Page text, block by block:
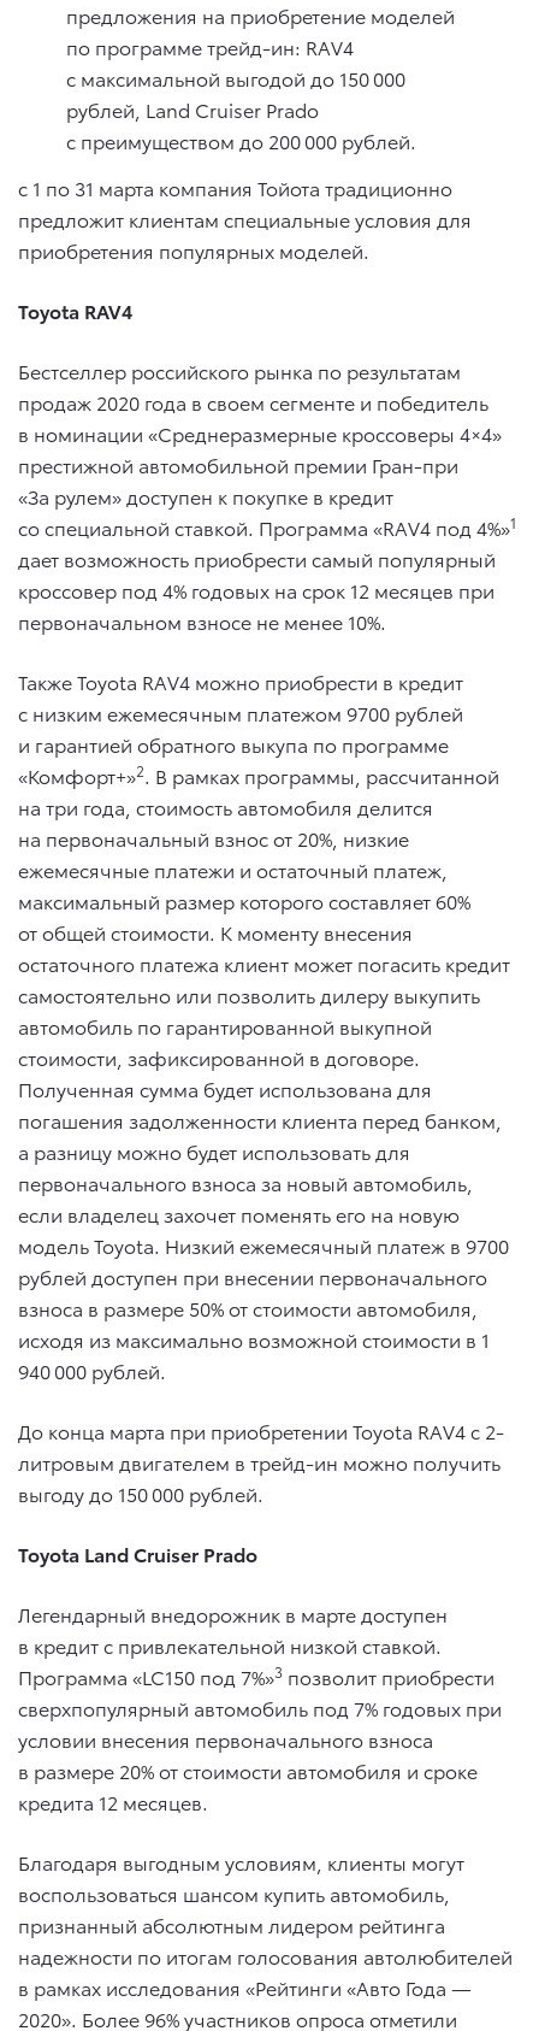
предложения на приобретение моделей
по программе трейд-ин: RAV4
с максимальной выгодой до 150 000
рублей, Land Cruiser Prado
с преимуществом до 200 000 рублей.
с 1 по 31 марта компания Тойота традиционно
предложит клиентам специальные условия для
приобретения популярных моделей.
Toyota RAV4
Бестселлер российского рынка по результатам
продаж 2020 года в своем сегменте и победитель
в номинации «Среднеразмерные кроссоверы 4×4»
престижной автомобильной премии Гран-при
«За рулем» доступен к покупке в кредит
со специальной ставкой. Программа «RAV4 под 4%»1
дает возможность приобрести самый популярный
кроссовер под 4% годовых на срок 12 месяцев при
первоначальном взносе не менее 10%.
Также Toyota RAV4 можно приобрести в кредит
с низким ежемесячным платежом 9700 рублей
и гарантией обратного выкупа по программе
«Комфорт+»2. В рамках программы, рассчитанной
на три года, стоимость автомобиля делится
на первоначальный взнос от 20%, низкие
ежемесячные платежи и остаточный платеж,
максимальный размер которого составляет 60%
от общей стоимости. К моменту внесения
остаточного платежа клиент может погасить кредит
самостоятельно или позволить дилеру выкупить
автомобиль по гарантированной выкупной
стоимости, зафиксированной в договоре.
Полученная сумма будет использована для
погашения задолженности клиента перед банком,
а разницу можно будет использовать для
первоначального взноса за новый автомобиль,
если владелец захочет поменять его на новую
модель Toyota. Низкий ежемесячный платеж в 9700
рублей доступен при внесении первоначального
взноса в размере 50% от стоимости автомобиля,
исходя из максимально возможной стоимости в 1
940 000 рублей.
До конца марта при приобретении Toyota RAV4 с 2-
литровым двигателем в трейд-ин можно получить
выгоду до 150 000 рублей.
Toyota Land Cruiser Prado
Легендарный внедорожник в марте доступен
в кредит с привлекательной низкой ставкой.
Программа «LC150 под 7%»3 позволит приобрести
сверхпопулярный автомобиль под 7% годовых при
условии внесения первоначального взноса
в размере 20% от стоимости автомобиля и сроке
кредита 12 месяцев.
Благодаря выгодным условиям, клиенты могут
воспользоваться шансом купить автомобиль,
признанный абсолютным лидером рейтинга
надежности по итогам голосования автолюбителей
в рамках исследования «Рейтинги «Авто Года —
2020». Более 96% участников опроса отметили